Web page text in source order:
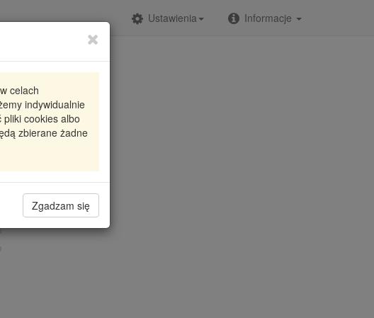
Informacje
Ustawienia
celach
indywidualnie
cookies albo
zbierane żadne
Zgadzam się